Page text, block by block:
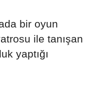
bir oyun
ile tanışan
yaptığı